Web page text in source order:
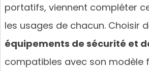
portatifs, viennent compléter
les usages de chacun. Choisir
équipements de sécurité et
compatibles avec son modèle